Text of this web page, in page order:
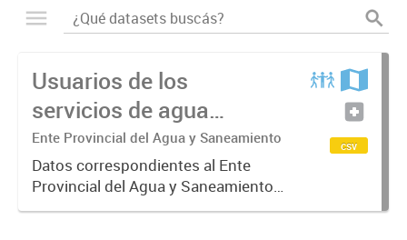
Usuarios de los
servicios de agua
potable y cloacas
Ente Provincial del Agua y Saneamiento
Datos correspondientes al Ente
Provincial del Agua y Saneamiento
de Mendoza sobre las cuentas que
csv